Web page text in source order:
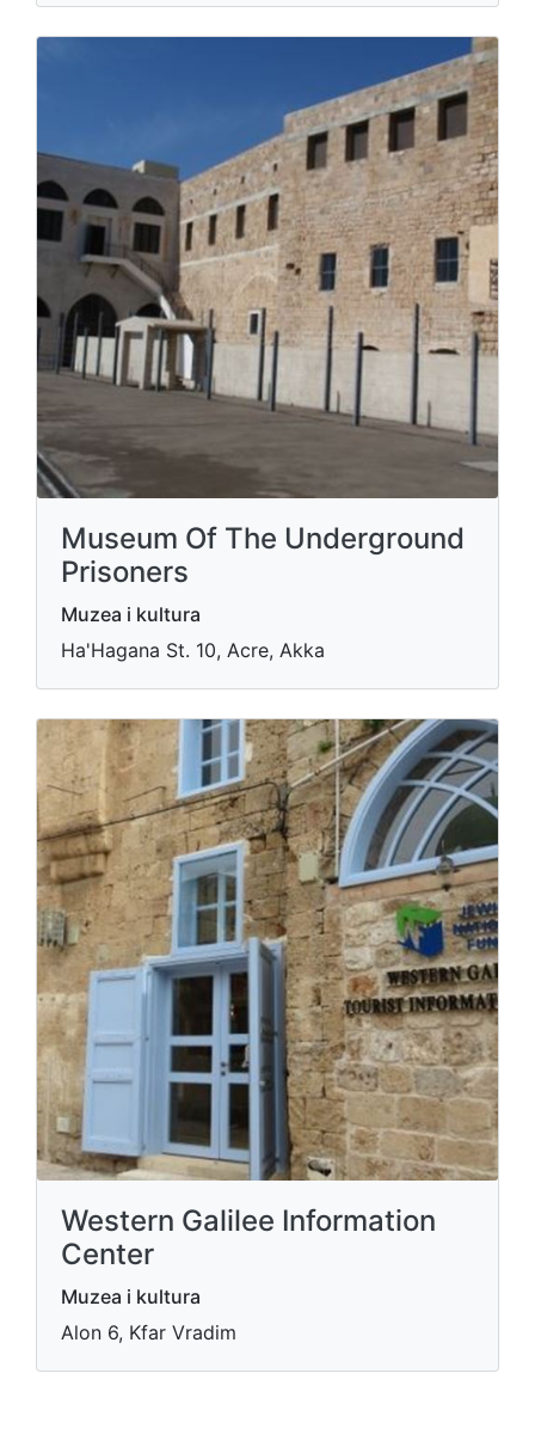
Museum Of The Underground
Prisoners
Muzea i kultura
Ha'Hagana St. 10, Acre, Akka
Western Galilee Information
Center
Muzea i kultura
Alon 6, Kfar Vradim